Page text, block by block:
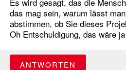
das mag sein, warum lässt
abstimmen, ob Sie dieses
Oh Entschuldigung, das wäre
ANTWORTEN